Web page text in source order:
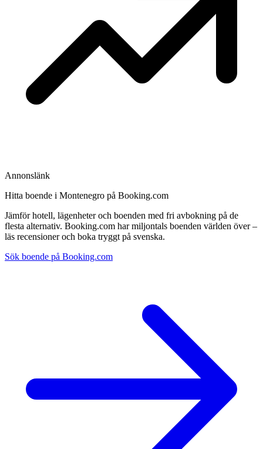
Annonslänk
Hitta boende i Montenegro på Booking.com
Jämför hotell, lägenheter och boenden med fri avbokning på de
flesta alternativ. Booking.com har miljontals boenden världen över –
läs recensioner och boka tryggt på svenska.
Sök boende på Booking.com